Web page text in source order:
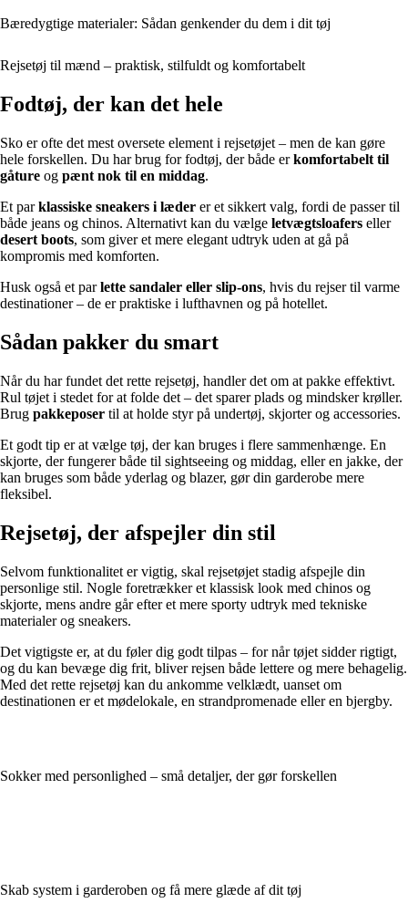
Bæredygtige materialer: Sådan genkender du dem i dit tøj
Rejsetøj til mænd – praktisk, stilfuldt og komfortabelt
Fodtøj, der kan det hele
Sko er ofte det mest oversete element i rejsetøjet – men de kan gøre
hele forskellen. Du har brug for fodtøj, der både erkomfortabelt til
gåture og pænt nok til en middag.
Et parklassiske sneakers i læder er et sikkert valg, fordi de passer til
både jeans og chinos. Alternativt kan du vælge letvægtsloafers eller
desert boots, som giver et mere elegant udtryk uden at gå på
kompromis med komforten.
Husk også et parlette sandaler eller slip-ons, hvis du rejser til varme
destinationer – de er praktiske i lufthavnen og på hotellet.
Sådan pakker du smart
Når du har fundet det rette rejsetøj, handler det om at pakke effektivt.
Rul tøjet i stedet for at folde det – det sparer plads og mindsker krøller.
Brug pakkeposer til at holde styr på undertøj, skjorter og accessories.
Et godt tip er at vælge tøj, der kan bruges i flere sammenhænge. En
skjorte, der fungerer både til sightseeing og middag, eller en jakke, der
kan bruges som både yderlag og blazer, gør din garderobe mere
fleksibel.
Rejsetøj, der afspejler din stil
Selvom funktionalitet er vigtig, skal rejsetøjet stadig afspejle din
personlige stil. Nogle foretrækker et klassisk look med chinos og
skjorte, mens andre går efter et mere sporty udtryk med tekniske
materialer og sneakers.
Det vigtigste er, at du føler dig godt tilpas – for når tøjet sidder rigtigt,
og du kan bevæge dig frit, bliver rejsen både lettere og mere behagelig.
Med det rette rejsetøj kan du ankomme velklædt, uanset om
destinationen er et mødelokale, en strandpromenade eller en bjergby.
Sokker med personlighed – små detaljer, der gør forskellen
Skab system i garderoben og få mere glæde af dit tøj